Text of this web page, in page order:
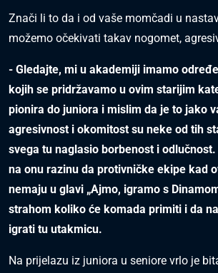
Znači li to da i od vaše momčadi u
možemo očekivati takav nogomet,
- Gledajte, mi u akademiji imamo
kojih se pridržavamo u ovim starijim
pionira do juniora i mislim da je to jako
agresivnost i okomitost su neke od tih
svega tu naglasio borbenost i
na onu razinu da protivničke ekipe kad
nemaju u glavi „Ajmo, igramo s
strahom koliko će komada primiti i da
igrati tu utakmicu.
Na prijelazu iz juniora u seniore vrlo je